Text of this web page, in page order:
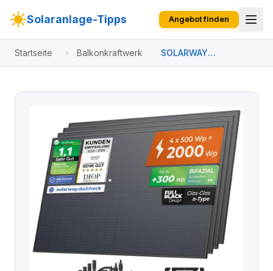
Solaranlage-Tipps Angebot finden
Startseite Balkonkraftwerk
SOLARWAY
Balkonkraftwerk
HiFlow 2000 Pro